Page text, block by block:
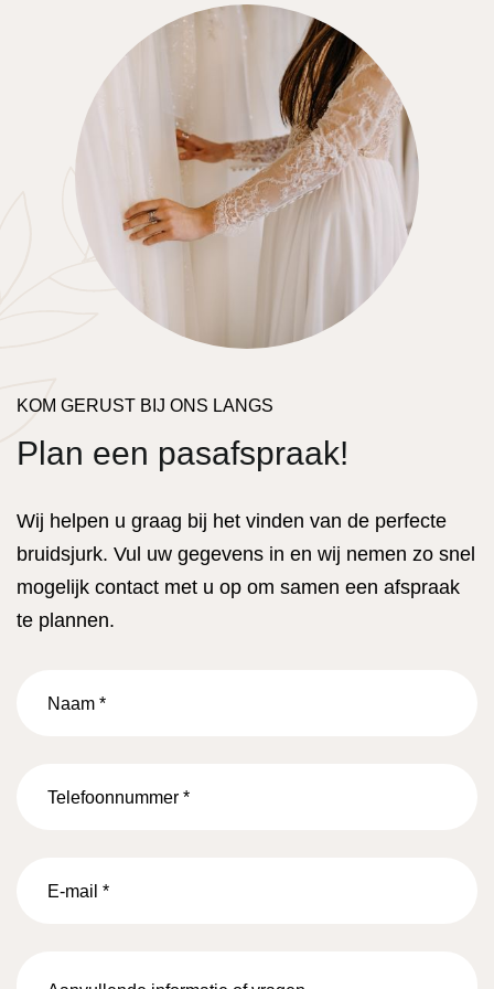
KOM GERUST BIJ ONS LANGS
Plan een pasafspraak!
Wij helpen u graag bij het vinden van de perfecte
bruidsjurk. Vul uw gegevens in en wij nemen zo snel
mogelijk contact met u op om samen een afspraak
te plannen.
mail